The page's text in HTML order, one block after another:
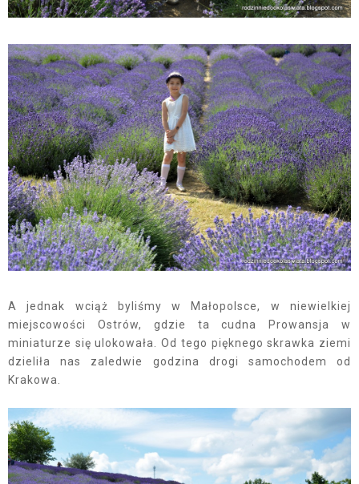
A jednak wciąż byliśmy w Małopolsce, w niewielkiej
miejscowości Ostrów, gdzie ta cudna Prowansja w
miniaturze się ulokowała. Od tego pięknego skrawka ziemi
dzieliła nas zaledwie godzina drogi samochodem od
Krakowa.